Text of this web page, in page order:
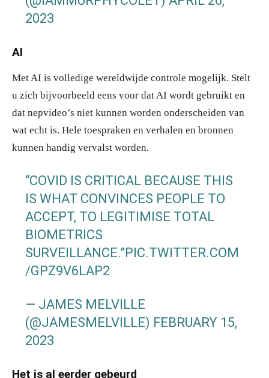
2023
AI
Met AI is volledige wereldwijde controle mogelijk. Stelt
u zich bijvoorbeeld eens voor dat AI wordt gebruikt en
dat nepvideo’s niet kunnen worden onderscheiden van
wat echt is. Hele toespraken en verhalen en bronnen
kunnen handig vervalst worden.
“COVID IS CRITICAL BECAUSE THIS
IS WHAT CONVINCES PEOPLE TO
ACCEPT, TO LEGITIMISE TOTAL
BIOMETRICS
SURVEILLANCE.”PIC.TWITTER.COM
/GPZ9V6LAP2
— JAMES MELVILLE
(@JAMESMELVILLE) FEBRUARY 15,
2023
Het is al eerder gebeurd